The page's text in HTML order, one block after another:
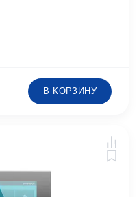
В КОРЗИНУ